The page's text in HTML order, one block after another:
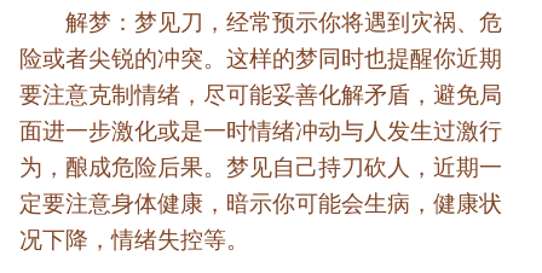
解梦：梦见刀，经常预示你将遇到灾祸、危
险或者尖锐的冲突。这样的梦同时也提醒你近期
要注意克制情绪，尽可能妥善化解矛盾，避免局
面进一步激化或是一时情绪冲动与人发生过激行
为，酿成危险后果。梦见自己持刀砍人，近期一
定要注意身体健康，暗示你可能会生病，健康状
况下降，情绪失控等。